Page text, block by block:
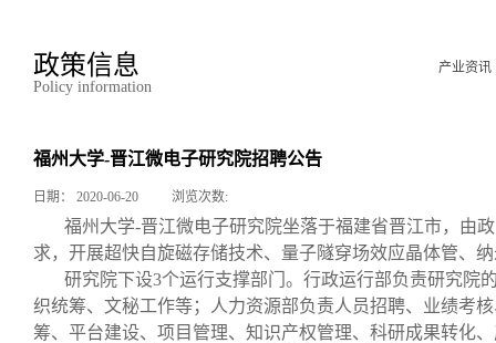
政策信息
Policy information
产业资讯
福州大学-晋江微电子研究院招聘公告
日期： 2020-06-20 浏览次数:
福州大学-晋江微电子研究院坐落于福建省晋江市，由
求，开展超快自旋磁存储技术、量子隧穿场效应晶体管、
研究院下设3个运行支撑部门。行政运行部负责研究院
织统筹、文秘工作等；人力资源部负责人员招聘、业绩考
筹、平台建设、项目管理、知识产权管理、科研成果转化